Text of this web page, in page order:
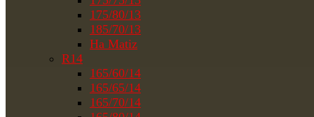
175/80/13
185/70/13
На Matiz
R14
165/60/14
165/65/14
165/70/14